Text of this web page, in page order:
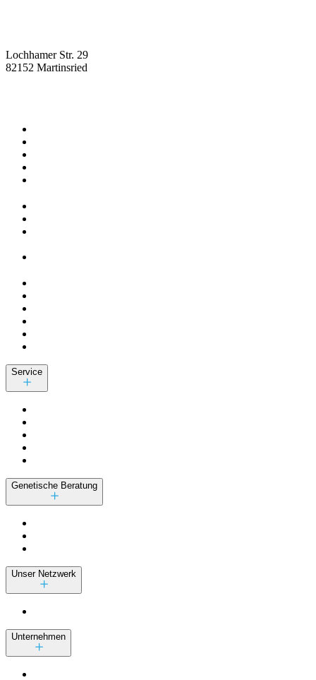
Lochhamer Str. 29
82152 Martinsried
Service
Genetische Beratung
Unser Netzwerk
Unternehmen